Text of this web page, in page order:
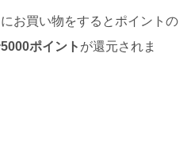
お買い物をするとポイントの
5000ポイント が還元されま